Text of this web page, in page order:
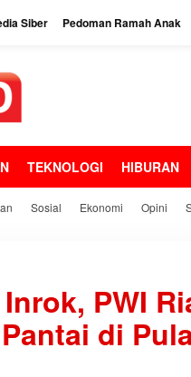
Siber Pedoman Ramah Anak
TEKNOLOGI HIBURAN
Sosial Ekonomi Opini
PWI
di